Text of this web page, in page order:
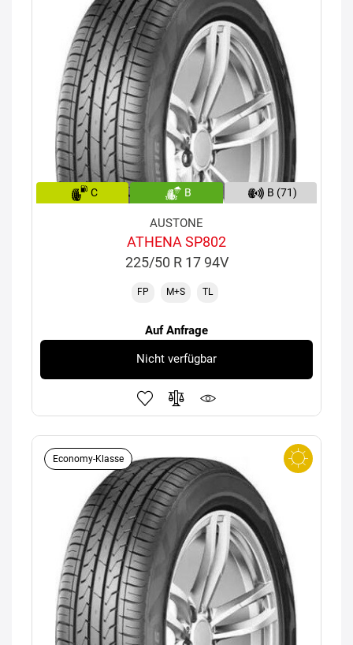
C B B (71)
AUSTONE
ATHENA SP802
225/50 R 17 94V
FP M+S TL
Auf Anfrage
Nicht verfügbar
Economy-Klasse